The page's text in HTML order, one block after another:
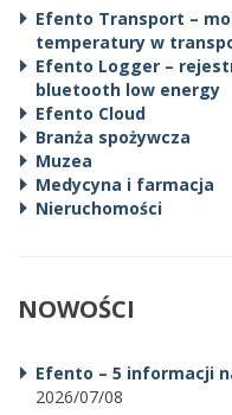
Efento Transport –
temperatury w
Efento Logger –
bluetooth low energy
Efento Cloud
Branża spożywcza
Muzea
Medycyna i farmacja
Nieruchomości
NOWOŚCI
Efento – 5 informacji
2026/07/08